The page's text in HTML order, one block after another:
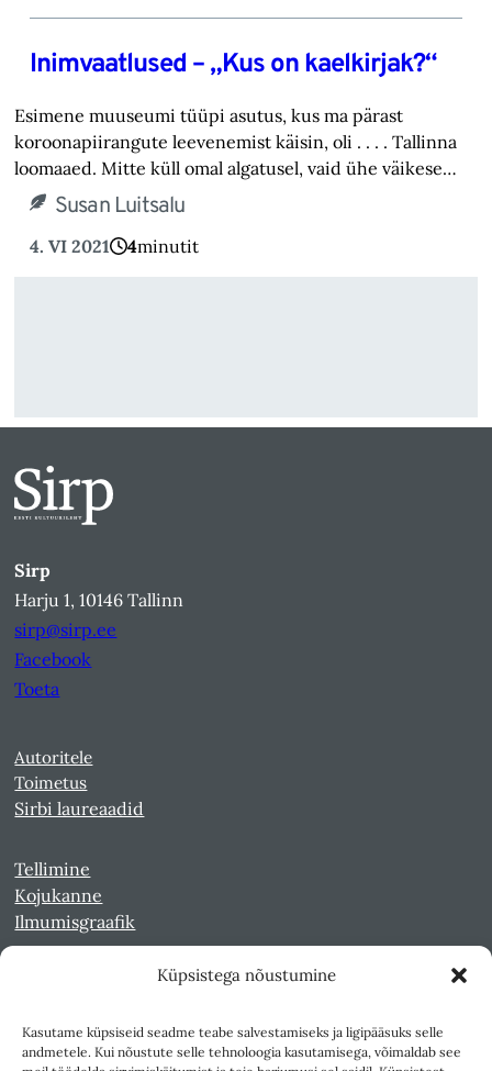
Küpsistega nõustumine
Kasutame küpsiseid seadme teabe salvestamiseks ja ligipääsuks selle
andmetele. Kui nõustute selle tehnoloogia kasutamisega, võimaldab see
Inimvaatlused – „Kus on kaelkirjak?“
Esimene muuseumi tüüpi asutus, kus ma pärast
koroonapiirangute leevenemist käisin, oli . . . . Tallinna
loomaaed. Mitte küll omal algatusel, vaid ühe väikese…
Susan Luitsalu
4. VI 2021 4minutit
Sirp
Harju 1, 10146 Tallinn
sirp@sirp.ee
Facebook
Toeta
Autoritele
Toimetus
Sirbi laureaadid
Tellimine
Kojukanne
Ilmumisgraafik
Kultuurileht 1994-1997
Reede 1989-1990